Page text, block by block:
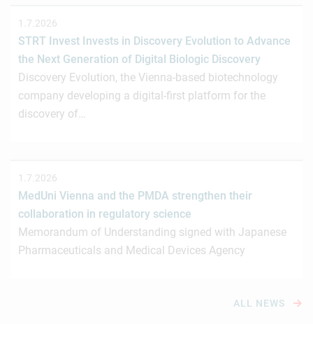
1.7.2026
STRT Invest Invests in Discovery Evolution to Advance
the Next Generation of Digital Biologic Discovery
Discovery Evolution, the Vienna-based biotechnology
company developing a digital-first platform for the
discovery of…
1.7.2026
MedUni Vienna and the PMDA strengthen their
collaboration in regulatory science
Memorandum of Understanding signed with Japanese
Pharmaceuticals and Medical Devices Agency
ALL NEWS